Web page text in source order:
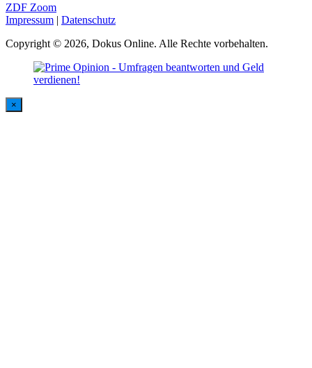
ZDF Zoom
Impressum | Datenschutz
Copyright © 2026, Dokus Online. Alle Rechte vorbehalten.
×